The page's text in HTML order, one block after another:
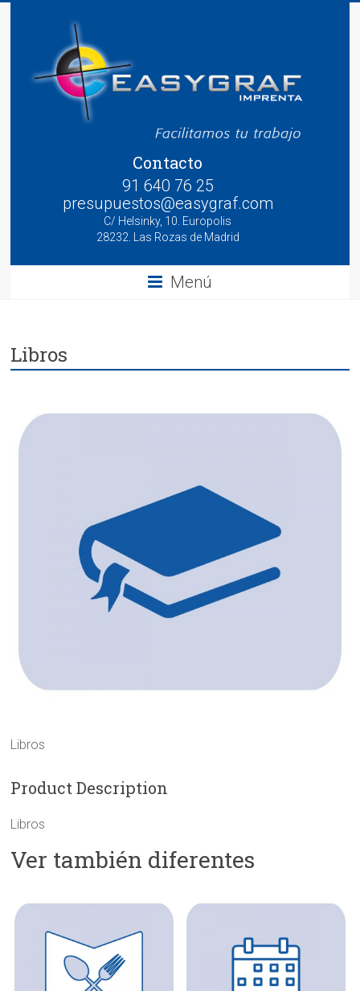
Contacto
91 640 76 25
presupuestos@easygraf.com
C/ Helsinky, 10. Europolis
28232. Las Rozas de Madrid
Menú
Libros
Libros
Product Description
Libros
Ver también diferentes